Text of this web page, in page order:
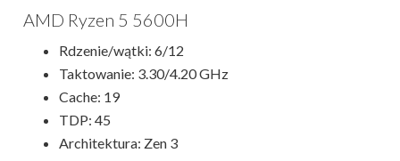
AMD Ryzen 5 5600H
Rdzenie/wątki: 6/12
Taktowanie: 3.30/4.20 GHz
Cache: 19
TDP: 45
Architektura: Zen 3